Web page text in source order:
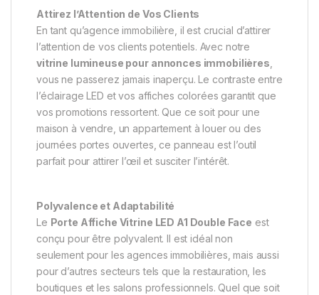
Attirez l’Attention de Vos Clients
En tant qu’agence immobilière, il est crucial d’attirer
l’attention de vos clients potentiels. Avec notre
vitrine lumineuse pour annonces immobilières
vous ne passerez jamais inaperçu. Le contraste entre
l’éclairage LED et vos affiches colorées garantit que
vos promotions ressortent. Que ce soit pour une
maison à vendre, un appartement à louer ou des
journées portes ouvertes, ce panneau est l’outil
parfait pour attirer l’œil et susciter l’intérêt.
Polyvalence et Adaptabilité
Le Porte Affiche Vitrine LED A1 Double Face est
conçu pour être polyvalent. Il est idéal non
seulement pour les agences immobilières, mais aussi
pour d’autres secteurs tels que la restauration, les
boutiques et les salons professionnels. Quel que soit